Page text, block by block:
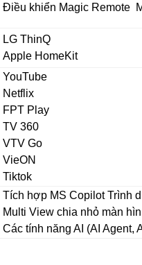
Điều khiển Magic Remote
LG ThinQ
Apple HomeKit
YouTube
Netflix
FPT Play
TV 360
VTV Go
VieON
Tiktok
Tích hợp MS Copilot Trình
Multi View chia nhỏ màn
Các tính năng AI (AI Agent,